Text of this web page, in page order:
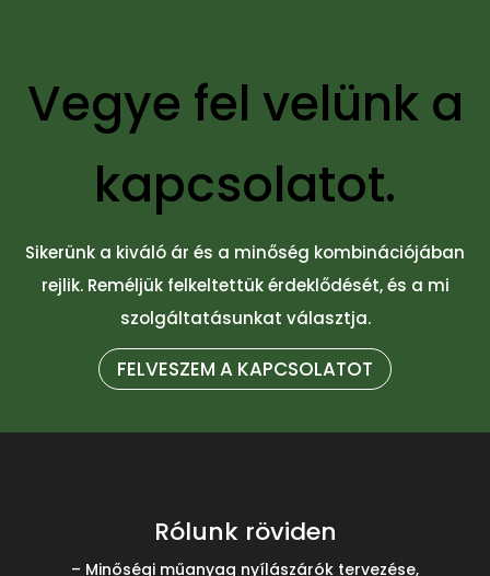
Vegye fel velünk a
kapcsolatot.
Sikerünk a kiváló ár és a minőség kombinációjában
rejlik. Reméljük felkeltettük érdeklődését, és a mi
szolgáltatásunkat választja.
FELVESZEM A KAPCSOLATOT
Rólunk röviden
– Minőségi műanyag nyílászárók tervezése,